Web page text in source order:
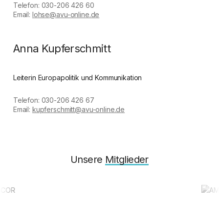
Telefon: 030-206 426 60
Email: lohse@avu-online.de
Anna Kupferschmitt
Leiterin Europapolitik und Kommunikation
Telefon: 030-206 426 67
Email: kupferschmitt@avu-online.de
Unsere Mitglieder